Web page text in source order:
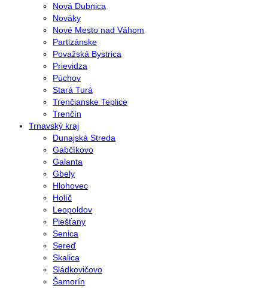
Nová Dubnica
Nováky
Nové Mesto nad Váhom
Partizánske
Považská Bystrica
Prievidza
Púchov
Stará Turá
Trenčianske Teplice
Trenčín
Trnavský kraj
Dunajská Streda
Gabčíkovo
Galanta
Gbely
Hlohovec
Holíč
Leopoldov
Piešťany
Senica
Sereď
Skalica
Sládkovičovo
Šamorín